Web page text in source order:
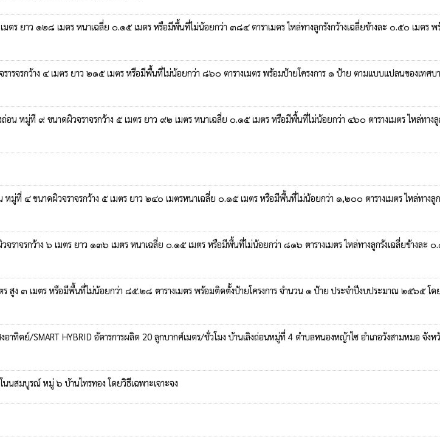
ตร ยาว ๑๒๘ เมตร หนาเฉลี่ย ๐.๑๕ เมตร หรือมีพื้นที่ไม่น้อยกว่า ๓๘๔ ตาราเมตร ไหล่ทางลูกรังกว้างเฉลี่ยข้างละ ๐.๕๐ เมตร พ
รจรกว้าง ๔ เมตร ยาว ๒๑๕ เมตร หรือมีพื้นที่ไม่น้อยกว่า ๘๖๐ ตารางเมตร พร้อมป้ายโครงการ ๑ ป้าย ตามแบบแปลนของเทศบ
อน หมู่ที ๙ ขนาดผิวจราจรกว้าง ๕ เมตร ยาว ๙๒ เมตร หนาเฉลี่ย ๐.๑๕ เมตร หรือมีพื้นที่ไม่น้อยกว่า ๔๖๐ ตารางเมตร ไหล่ทางลู
หมู่ที่ ๔ ขนาดผิวจราจรกว้าง ๕ เมตร ยาว ๒๔๐ เมตรหนาเฉลี่ย ๐.๑๕ เมตร หรือมีพื้นที่ไม่น้อยกว่า ๑,๒๐๐ ตารางเมตร ไหล่ทางลู
ราจรกว้าง ๖ เมตร ยาว ๑๓๖ เมตร หนาเฉลี่ย ๐.๑๕ เมตร หรือมีพื้นที่ไม่น้อยกว่า ๘๑๖ ตารางเมตร ไหล่ทางลูกรังเฉลี่ยข้างละ
ร สูง ๓ เมตร หรือมีพื้นที่ไม่น้อยกว่า ๘๕.๒๘ ตารางเมตร พร้อมติดตั้งป้ายโครงการ จำนวน ๑ ป้าย ประจำปีงบประมาณ ๒๕๖๕ โด
าทิตย์/SMART HYBRID อัตารการผลิต 20 ลูกบากศ์เมตร/ชั่วโมง บ้านเลิงถ่อนหมู่ที่ 4 ตำบลหนองหญ้าไซ อำเภอวังสามหมอ จังห
นนสมบูรณ์ หมู่ ๖ บ้านไทรทอง โดยวิธีเฉพาะเจาะจง